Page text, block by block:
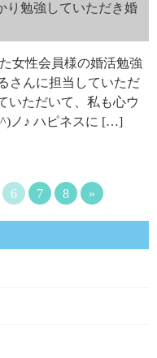
り勉強していただき婚
女性会員様の婚活勉強
さんに担当していただ
いただいて、私も心ウ
ノ♪ ハピネスに […]
6 7 8 »